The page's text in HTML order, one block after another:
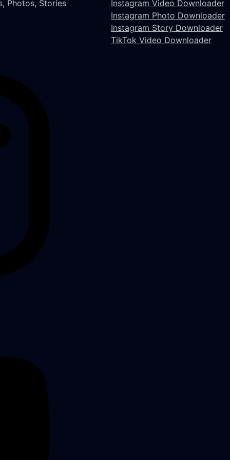
Photos, Stories
Instagram Video Downloader
Instagram Photo Downloader
Instagram Story Downloader
TikTok Video Downloader